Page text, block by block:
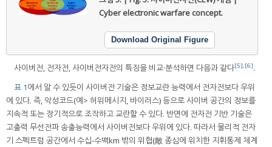
Cyber electronic warfare concept.
Download Original Figure
사이버전, 전자전, 사이버전자전의 특징을 비교·분석하면 다음과 같다[5],[6].
표 1에서 알 수 있듯이 사이버전 기술은 정보교란 능력에서 전자전보다 우위
에 있다. 즉, 악성코드(예> 허위메시지, 바이러스) 등으로 사이버 공간의 정보를
지속적 또는 장기적으로 조작하고 교란할 수 있다. 반면에 전자전 기반 기술은
고출력 무선전파 송출능력에서 사이버전보다 우위에 있다. 따라서 물리적 전자
기 스펙트럼 공간에서 수십-수백km 밖의 위협(敵 종심에 위치한 지휘통제 체계